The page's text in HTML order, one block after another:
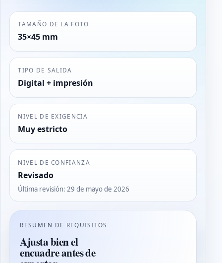
TAMAÑO DE LA FOTO
35×45 mm
TIPO DE SALIDA
Digital + impresión
NIVEL DE EXIGENCIA
Muy estricto
NIVEL DE CONFIANZA
Revisado
Última revisión:29 de mayo de 2026
RESUMEN DE REQUISITOS
Ajusta bien el
encuadre antes de